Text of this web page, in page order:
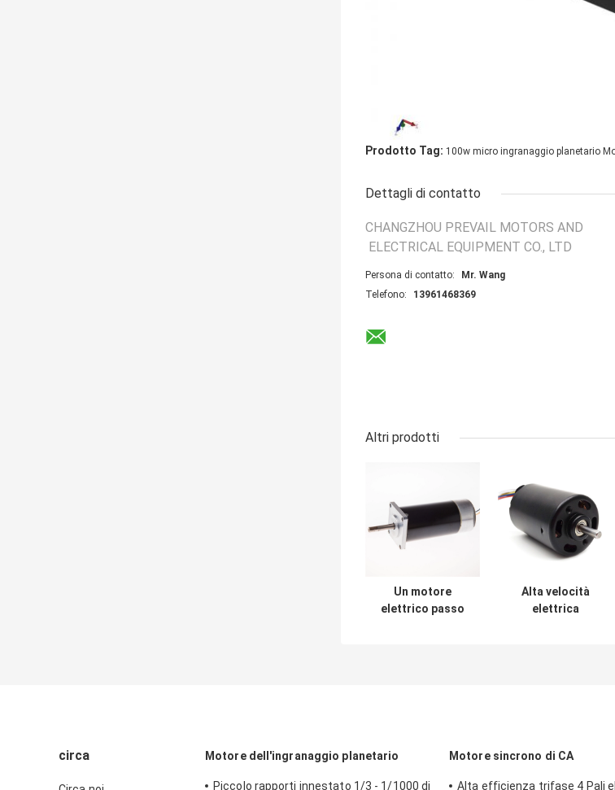
Prodotto Tag: 100w micro ingranaggio planetario
Dettagli di contatto
CHANGZHOU PREVAIL MOTORS AND
ELECTRICAL EQUIPMENT CO., LTD
Persona di contatto:
Mr. Wang
Telefono:
13961468369
Altri prodotti
Un motore
elettrico passo
Alta velocità
elettrica
circa Motore dell'ingranaggio planetario
Piccolo rapporti innestato 1/3 - 1/1000 di
Motore sincrono di CA
Alta efficienza trifase 4 Pali